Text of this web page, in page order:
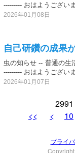
--------- おはようござい
2026年01月08日
自己研鑽の成果
虫の知らせ -- 普通の生
--------- おはようござい
2026年01月07日
<<
< 10
プライ